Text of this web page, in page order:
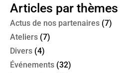
Articles par thèmes
Actus de nos partenaires (7)
Ateliers (7)
Divers (4)
Événements (32)